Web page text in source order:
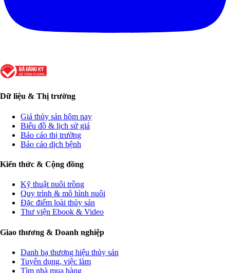
Dữ liệu & Thị trường
Giá thủy sản hôm nay
Biểu đồ & lịch sử giá
Báo cáo thị trường
Báo cáo dịch bệnh
Kiến thức & Cộng đồng
Kỹ thuật nuôi trồng
Quy trình & mô hình nuôi
Đặc điểm loài thủy sản
Thư viện Ebook & Video
Giao thương & Doanh nghiệp
Danh bạ thương hiệu thủy sản
Tuyển dụng, việc làm
Tìm nhà mua hàng